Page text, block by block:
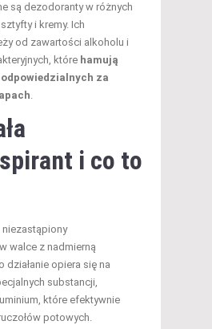
są dezodoranty w różnych
i kremy. Ich
od zawartości alkoholu i
które hamują
za
.
i co to
walce z nadmierną
opiera się na
substancji,
które efektywnie
potowych.